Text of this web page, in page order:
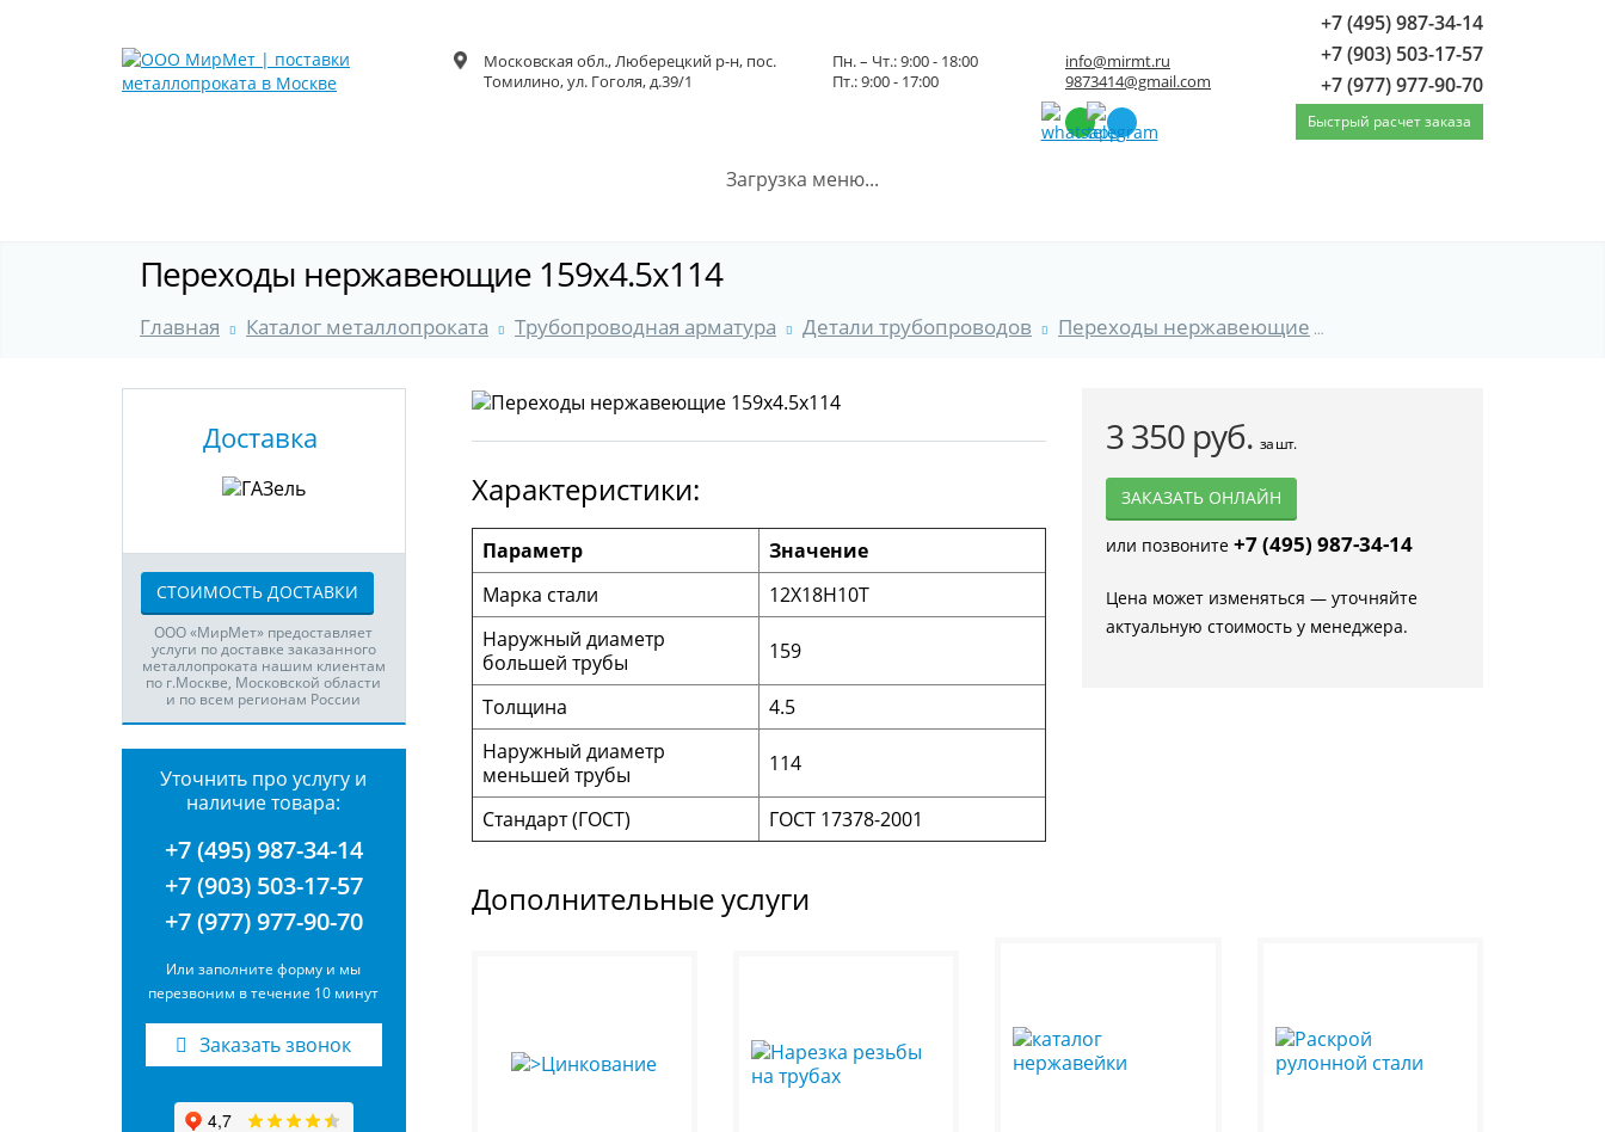
Московская обл., Люберецкий р-н, пос.
Томилино, ул. Гоголя, д.39/1
Пн. – Чт.: 9:00 - 18:00
Пт.: 9:00 - 17:00
info@mirmt.ru
9873414@gmail.com
+7 (495) 987-34-14
+7 (903) 503-17-57
+7 (977) 977-90-70
Быстрый расчет заказа
Загрузка меню...
Переходы нержавеющие 159x4.5x114
Главная Каталог металлопроката Трубопроводная арматура Детали трубопроводов Переходы нержавеющие
Доставка
СТОИМОСТЬ ДОСТАВКИ
ООО «МирМет» предоставляет
услуги по доставке заказанного
металлопроката нашим клиентам
по г.Москве, Московской области
и по всем регионам России
Уточнить про услугу и
наличие товара:
+7 (495) 987-34-14
+7 (903) 503-17-57
+7 (977) 977-90-70
Или заполните форму и мы
перезвоним в течение 10 минут
Заказать звонок
Характеристики:
Параметр
Значение
Марка стали
12Х18Н10Т
Наружный диаметр
большей трубы
159
Толщина
4.5
Наружный диаметр
меньшей трубы
114
Стандарт (ГОСТ) ГОСТ 17378-2001
3 350 руб.за шт.
ЗАКАЗАТЬ ОНЛАЙН
или позвоните +7 (495) 987-34-14
Цена может изменяться — уточняйте
актуальную стоимость у менеджера.
Дополнительные услуги